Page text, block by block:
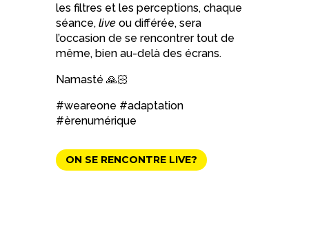
les filtres et les perceptions, chaque
séance, liveou différée, sera
l’occasion de se rencontrer tout de
même, bien au-delà des écrans.
Namasté 🙏🏻
#weareone #adaptation
#èrenumérique
ON SE RENCONTRE LIVE?